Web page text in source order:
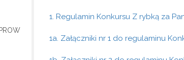
1. Regulamin Konkursu Z rybką za
1a. Załączniki nr 1 do regulaminu